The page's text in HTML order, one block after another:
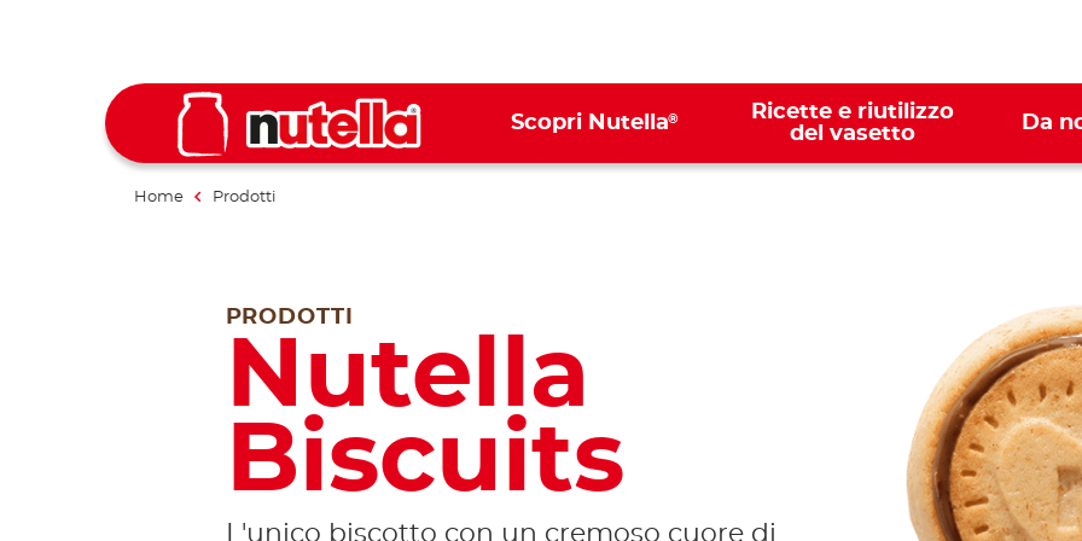
Scopri Nutella®
Ricette e riutilizzo
del vasetto
Da
Home Prodotti
PRODOTTI
Nutella
Biscuits
L'unico biscotto con un cremoso cuore di